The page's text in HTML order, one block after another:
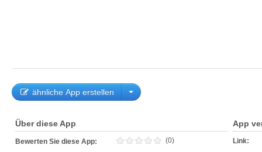
ähnliche App erstellen
Über diese App
Bewerten Sie diese App: (0)
App
Link: